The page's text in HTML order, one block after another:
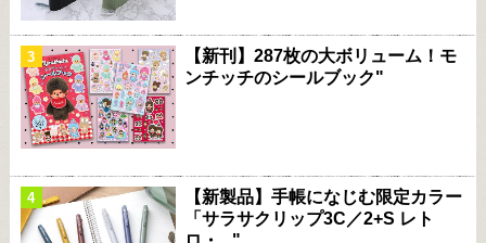
【新刊】287枚の大ボリューム！モ
ンチッチのシールブック"
【新製品】手帳になじむ限定カラー
「サラサクリップ3C／2+S レト